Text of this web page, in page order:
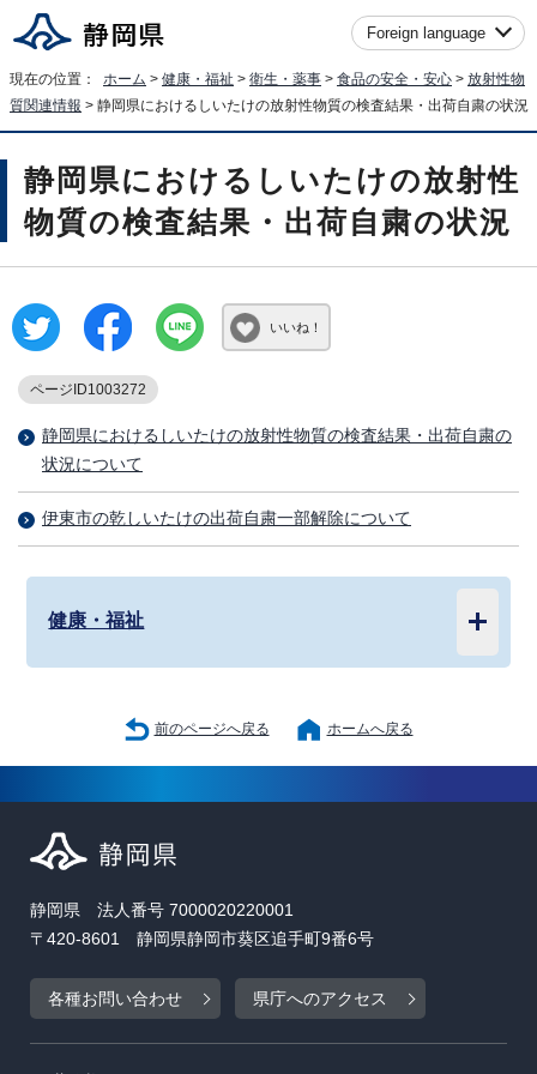
Foreign language
現在の位置： ホーム > 健康・福祉 > 衛生・薬事 > 食品の安全・安心 > 放射性物
質関連情報 > 静岡県におけるしいたけの放射性物質の検査結果・出荷自粛の状況
静岡県におけるしいたけの放射性
物質の検査結果・出荷自粛の状況
いいね！
ページID1003272
静岡県におけるしいたけの放射性物質の検査結果・出荷自粛の
状況について
伊東市の乾しいたけの出荷自粛一部解除について
健康・福祉
前のページへ戻る ホームへ戻る
静岡県 法人番号 7000020220001
〒420-8601 静岡県静岡市葵区追手町9番6号
各種お問い合わせ 県庁へのアクセス